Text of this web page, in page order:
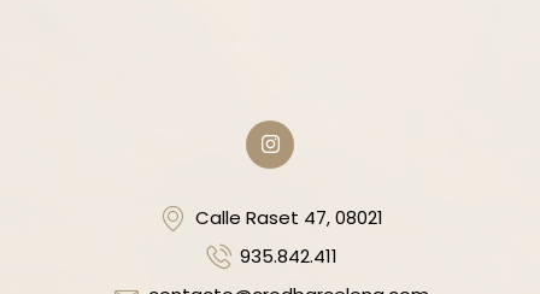
Calle Raset 47, 08021
935.842.411